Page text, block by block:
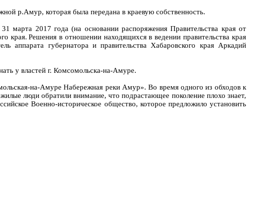
р.Амур, которая была передана в краевую собственность.
марта 2017 года (на основании распоряжения Правительства края от
Решения в отношении находящихся в ведении правительства края
аппарата губернатора и правительства Хабаровского края Аркадий
у властей г. Комсомольска-на-Амуре.
на-Амуре Набережная реки Амур». Во время одного из обходов к
люди обратили внимание, что подрастающее поколение плохо знает,
Военно-историческое общество, которое предложило установить